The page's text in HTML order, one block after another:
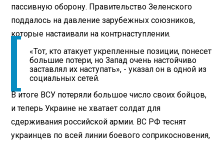
пассивную оборону. Правительство Зеленского
поддалось на давление зарубежных союзников,
которые настаивали на контрнаступлении.
«Тот, кто атакует укрепленные позиции, понесет
большие потери, но Запад очень настойчиво
заставлял их наступать», - указал он в одной из
социальных сетей.
В итоге ВСУ потеряли большое число своих бойцов,
и теперь Украине не хватает солдат для
сдерживания российской армии. ВС РФ теснят
украинцев по всей линии боевого соприкосновения,